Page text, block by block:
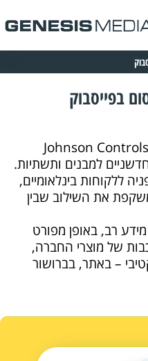
טייקו, כעת כבר חלק מחברת Johnson Controls
למבנים ותשתיות.
ללקוחות בינלאומיים,
את השילוב שבין
רב, באופן מפורט
של מוצרי החברה,
– באתר, בברושור